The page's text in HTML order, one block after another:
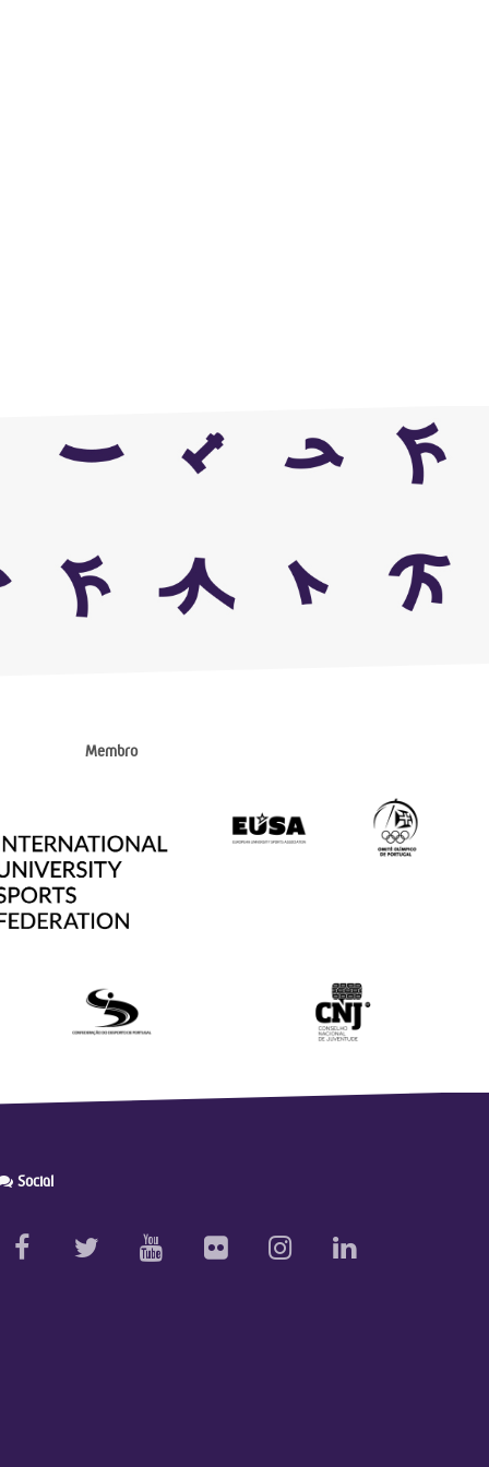
Membro
Social